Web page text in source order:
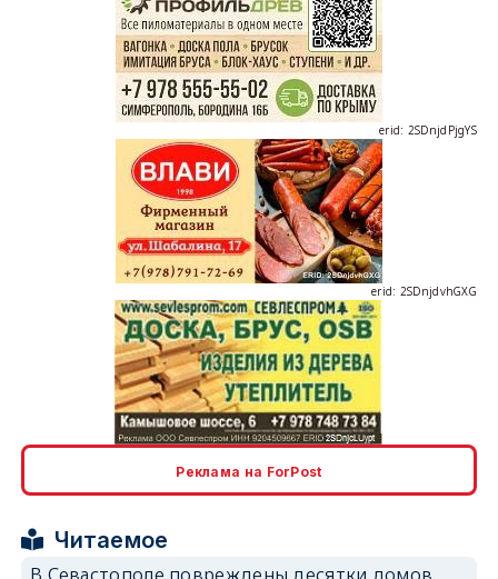
erid: 2SDnjdPjgYS
erid: 2SDnjdvhGXG
erid: 2SDnjcLUypt
Реклама на ForPost
Читаемое